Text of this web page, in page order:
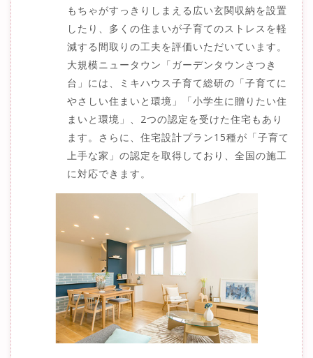
もちゃがすっきりしまえる広い玄関収納を設置
したり、多くの住まいが子育てのストレスを軽
減する間取りの工夫を評価いただいています。
大規模ニュータウン「ガーデンタウンさつき
台」には、ミキハウス子育て総研の「子育てに
やさしい住まいと環境」「小学生に贈りたい住
まいと環境」、2つの認定を受けた住宅もあり
ます。さらに、住宅設計プラン15種が「子育て
上手な家」の認定を取得しており、全国の施工
に対応できます。